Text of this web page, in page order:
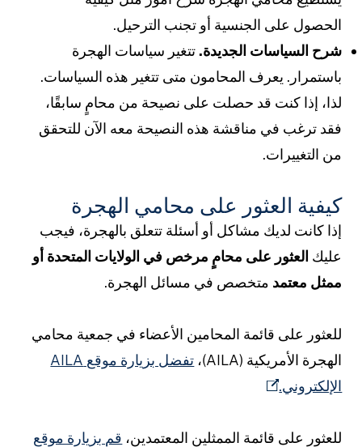
الحصول على الجنسية أو تجنب الترحيل.
شرح السياسات الجديدة.تتغير سياسات الهجرة
باستمرار. يعرف المحامون متى تتغير هذه السياسات.
لذا، إذا كنت قد حصلت على نصيحة من محامٍ سابقًا،
فقد ترغب في مناقشة هذه النصيحة معه الآن للتحقق
من التغييرات.
كيفية العثور على محامي الهجرة
إذا كانت لديك مشاكل أو أسئلة تتعلق بالهجرة، فيجب
عليكالعثور على محامٍ مرخص في الولايات المتحدة أو
ممثل معتمدمتخصص في مسائل الهجرة.
للعثور على قائمة المحامين الأعضاء في جمعية محامي
الهجرة الأمريكية (AILA)،
تفضل بزيارة موقع AILA
الإلكتروني.
للعثور على قائمة الممثلين المعتمدين،قم بزيارة موقع